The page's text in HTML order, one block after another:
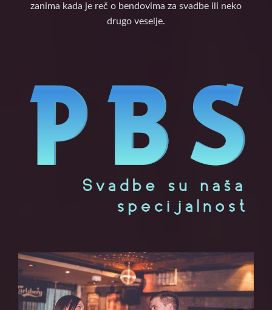
zanima kada je reč o bendovima za svadbe ili neko
drugo veselje.